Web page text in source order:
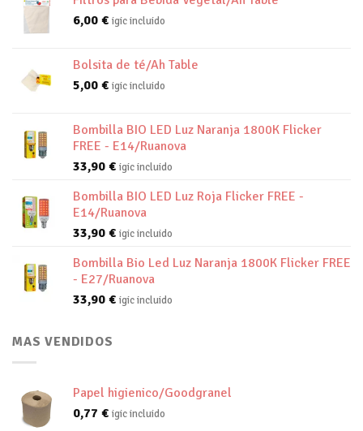
6,00 € igic incluido
Bolsita de té/Ah Table
5,00 € igic incluido
Bombilla BIO LED Luz Naranja 1800K Flicker
FREE - E14/Ruanova
33,90 € igic incluido
Bombilla BIO LED Luz Roja Flicker FREE -
E14/Ruanova
33,90 € igic incluido
Bombilla Bio Led Luz Naranja 1800K Flicker FREE
- E27/Ruanova
33,90 € igic incluido
MAS VENDIDOS
Papel higienico/Goodgranel
0,77 € igic incluido